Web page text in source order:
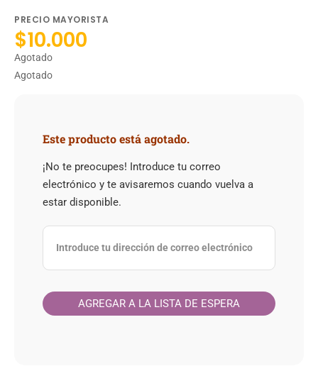
PRECIO MAYORISTA
$10.000
Agotado
Agotado
Este producto está agotado.
¡No te preocupes! Introduce tu correo
electrónico y te avisaremos cuando vuelva a
estar disponible.